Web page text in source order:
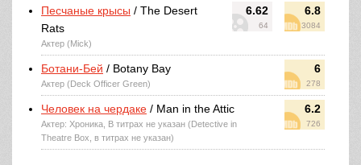
6.62
64
6.8
3084
Песчаные крысы / The Desert
Rats
Актер (Mick)
6
278
Ботани-Бей / Botany Bay
Актер (Deck Officer Green)
6.2
726
Человек на чердаке / Man in the Attic
Актер: Хроника, В титрах не указан (Detective in
Theatre Box, в титрах не указан)